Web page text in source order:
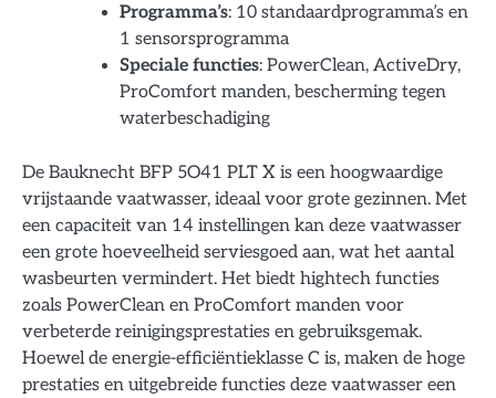
Programma’s: 10 standaardprogramma’s en
1 sensorsprogramma
Speciale functies: PowerClean, ActiveDry,
ProComfort manden, bescherming tegen
waterbeschadiging
De Bauknecht BFP 5O41 PLT X is een hoogwaardige
vrijstaande vaatwasser, ideaal voor grote gezinnen. Met
een capaciteit van 14 instellingen kan deze vaatwasser
een grote hoeveelheid serviesgoed aan, wat het aantal
wasbeurten vermindert. Het biedt hightech functies
zoals PowerClean en ProComfort manden voor
verbeterde reinigingsprestaties en gebruiksgemak.
Hoewel de energie-efficiëntieklasse C is, maken de hoge
prestaties en uitgebreide functies deze vaatwasser een